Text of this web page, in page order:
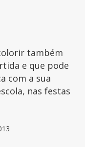
também
e que pode
com a sua
nas festas